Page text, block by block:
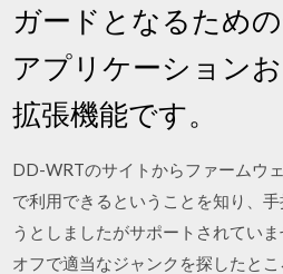
ガードとなるため
アプリケーション
拡張機能です。
DD-WRTのサイトからファームウ
で利用できるということを知り、
うとしましたがサポートされてい
オフで適当なジャンクを探したと